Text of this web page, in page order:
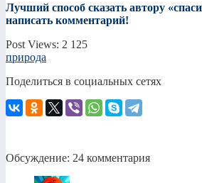
Лучший способ сказать автору
написать комментарий!
Post Views: 2 125
природа
Поделиться в социальных сетях
Обсуждение: 24 комментария